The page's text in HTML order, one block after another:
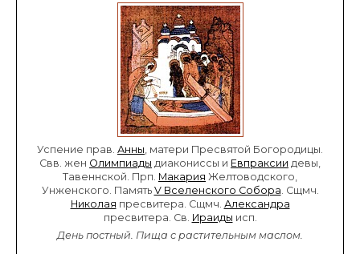
Успение прав. Анны, матери Пресвятой Богородицы.
Свв. жен Олимпиады диакониссы и Евпраксии девы,
Тавеннской. Прп. Макария Желтоводского,
Унженского. Память V Вселенского Собора. Сщмч.
Николая пресвитера. Сщмч. Александра
пресвитера. Св. Ираиды исп.
День постный. Пища с растительным маслом.